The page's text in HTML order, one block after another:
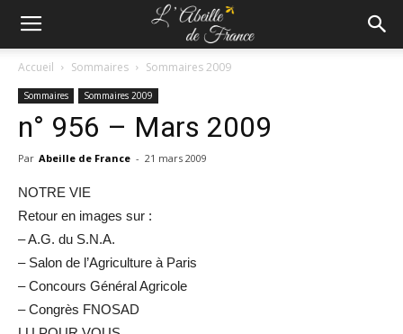
Accueil Sommaires Sommaires 2009
Sommaires Sommaires 2009
n° 956 – Mars 2009
Par Abeille de France - 21 mars 2009
NOTRE VIE
Retour en images sur :
– A.G. du S.N.A.
– Salon de l’Agriculture à Paris
– Concours Général Agricole
– Congrès FNOSAD